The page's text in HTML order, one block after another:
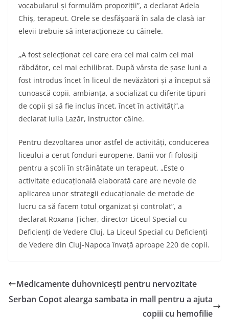
vocabularul și formulăm propoziții”, a declarat Adela
Chiș, terapeut. Orele se desfăşoară în sala de clasă iar
elevii trebuie să interacţioneze cu câinele.
„A fost selecționat cel care era cel mai calm cel mai
răbdător, cel mai echilibrat. După vârsta de șase luni a
fost introdus încet în liceul de nevăzători şi a început să
cunoască copii, ambianța, a socializat cu diferite tipuri
de copii şi să fie inclus încet, încet în activități”,a
declarat Iulia Lazăr, instructor câine.
Pentru dezvoltarea unor astfel de activităţi, conducerea
liceului a cerut fonduri europene. Banii vor fi folosiţi
pentru a şcoli în străinătate un terapeut. „Este o
activitate educațională elaborată care are nevoie de
aplicarea unor strategii educaționale de metode de
lucru ca să facem totul organizat și controlat”, a
declarat Roxana Țicher, director Liceul Special cu
Deficienți de Vedere Cluj. La Liceul Special cu Deficienți
de Vedere din Cluj-Napoca învață aproape 220 de copii.
Medicamente duhovnicești pentru nervozitate
Serban Copot alearga sambata in mall pentru a ajuta
copiii cu hemofilie